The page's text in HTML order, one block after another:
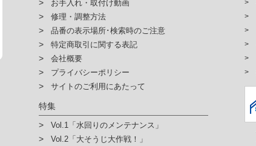
お手入れ・取付け動画
修理・調整方法
品番の表示場所･検索時のご注意
特定商取引に関する表記
会社概要
プライバシーポリシー
サイトのご利用にあたって
特集
Vol.1「水回りのメンテナンス」
Vol.2「大そうじ大作戦！」